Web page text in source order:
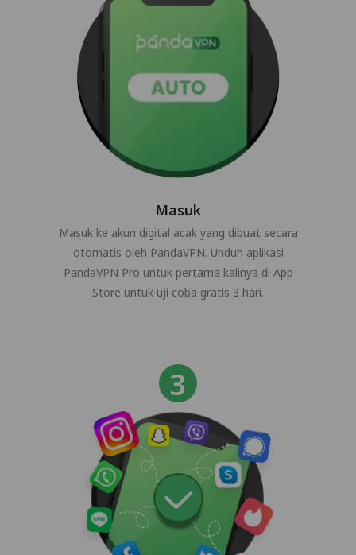
Masuk
Masuk ke akun digital acak yang dibuat secara
otomatis oleh PandaVPN. Unduh aplikasi
PandaVPN Pro untuk pertama kalinya di App
Store untuk uji coba gratis 3 hari.